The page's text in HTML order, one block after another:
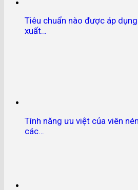
Tiêu chuẩn nào được áp
xuất…
Tính năng ưu việt của viên
các…